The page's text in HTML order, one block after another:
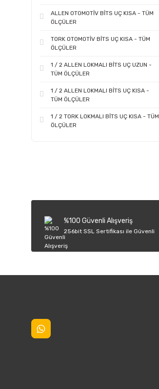
ALLEN OTOMOTİV BİTS UÇ KISA - TÜM
ÖLÇÜLER
TORK OTOMOTİV BİTS UÇ KISA - TÜM
ÖLÇÜLER
1 / 2 ALLEN LOKMALI BİTS UÇ UZUN -
TÜM ÖLÇÜLER
1 / 2 ALLEN LOKMALI BİTS UÇ KISA -
TÜM ÖLÇÜLER
1 / 2 TORK LOKMALI BİTS UÇ KISA - TÜM
ÖLÇÜLER
%100 Güvenli Alışveriş
256bit SSL Sertifikası ile Güvenli